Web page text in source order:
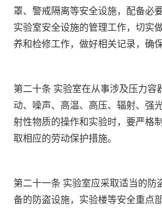
罩、警戒隔离等安全设施，配备必
实验室安全设施的管理工作，切实
养和检修工作，做好相关记录，确
第二十条 实验室在从事涉及压力容
动、噪声、高温、高压、辐射、强
射性物质的操作和实验时，要严格
取相应的劳动保护措施。
第二十一条 实验室应采取适当的防
备的防盗设施，实验楼等安全重点